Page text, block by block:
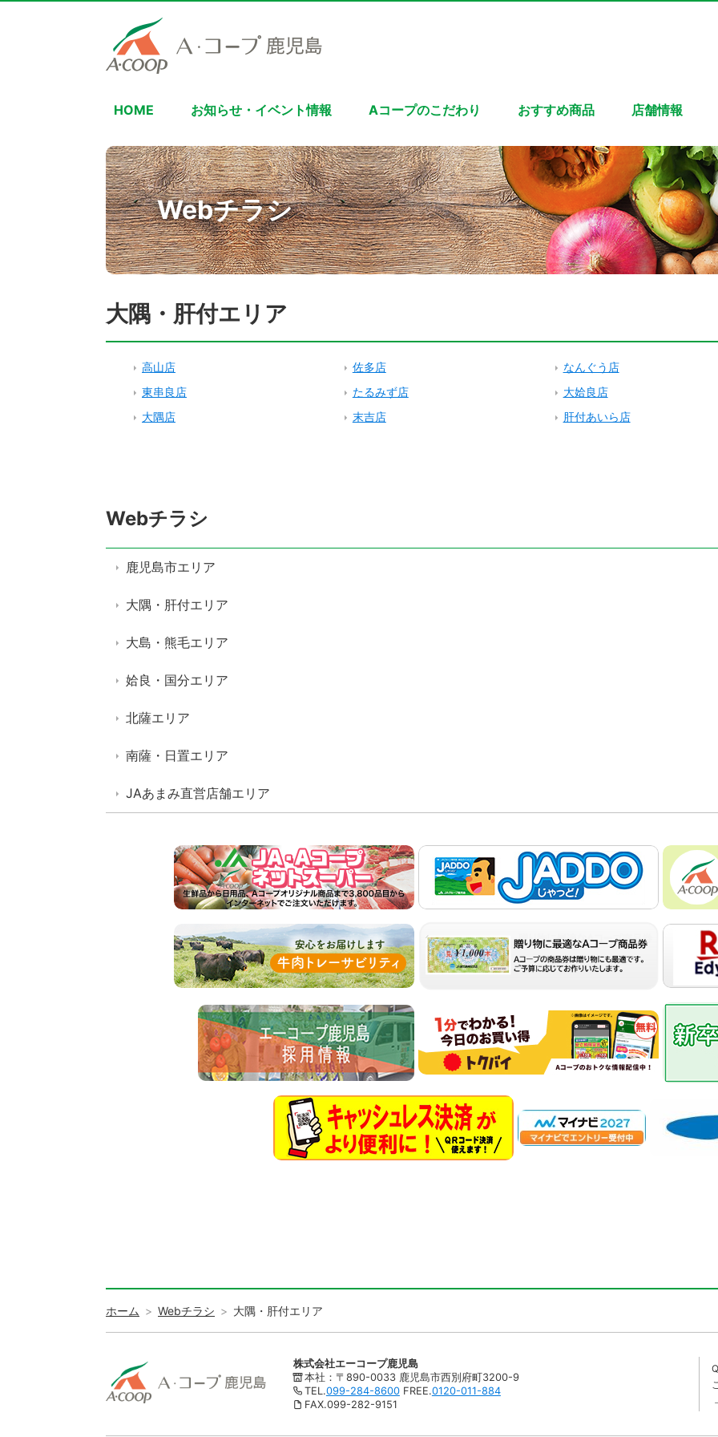
HOME お知らせ・イベント情報 Aコープのこだわり おすすめ商品 店舗情報
Webチラシ
大隅・肝付エリア
高山店 佐多店 なんぐう店
東串良店
たるみず店 大姶良店
大隅店
末吉店 肝付あいら店
Webチラシ
鹿児島市エリア
大隅・肝付エリア
大島・熊毛エリア
姶良・国分エリア
北薩エリア
南薩・日置エリア
JAあまみ直営店舗エリア
ホーム Webチラシ 大隅・肝付エリア
株式会社エーコープ鹿児島
本社：〒890-0033 鹿児島市西別府町3200-9
TEL.099-284-8600FREE.0120-011-884
FAX.099-282-9151